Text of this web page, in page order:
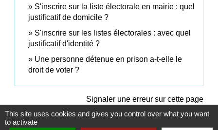
S'inscrire sur la liste électorale en mairie : quel
justificatif de domicile ?
S'inscrire sur les listes électorales : avec quel
justificatif d'identité ?
Une personne détenue en prison a-t-elle le
droit de voter ?
Signaler une erreur sur cette page
This site uses cookies and gives you control over what you want
to activate